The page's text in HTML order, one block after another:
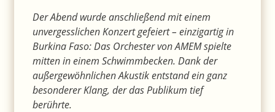
Der Abend wurde anschließend mit einem
unvergesslichen Konzert gefeiert – einzigartig in
Burkina Faso: Das Orchester von AMEM spielte
mitten in einem Schwimmbecken. Dank der
außergewöhnlichen Akustik entstand ein ganz
besonderer Klang, der das Publikum tief
berührte.